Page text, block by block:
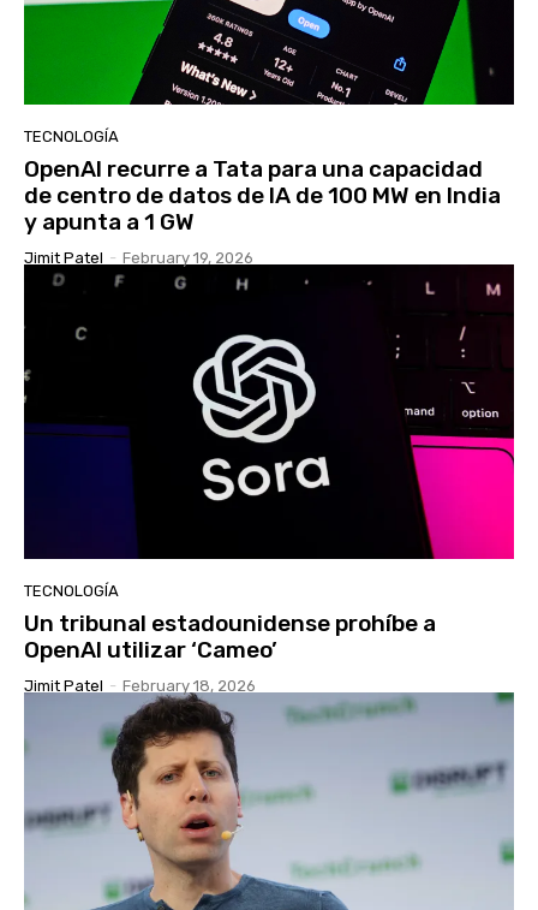
TECNOLOGÍA
OpenAI recurre a Tata para una capacidad
de centro de datos de IA de 100 MW en India
y apunta a 1 GW
Jimit Patel - February 19, 2026
TECNOLOGÍA
Un tribunal estadounidense prohíbe a
OpenAI utilizar ‘Cameo’
Jimit Patel - February 18, 2026